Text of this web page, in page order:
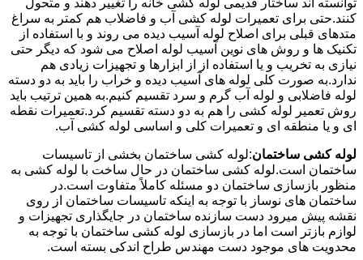
توانسته اند ساختار قدیمی لوله کشی خانه را تغییر دهند و متحول
کنند.حتی برای تعمیرات لوله کشی آب و فاضلاب هم کمتر به سراغ
متدهای قبلی برای اصلاح لوله آسیب دیده می روند و با استفاده از
تکنیک ها و روش های نوین آسیب لوله اصلاح می شود که دیگر حتی
نیازی به تخریب و یا استفاده از از ابزارها و تجهیزات زیادی هم
ندارد.به صورت کلی لوله های آسیب دیده و خراب را باید به دو دسته
لوله فاضلابی و لوله آب گرم و سرد تقسیم کنیم.به همین ترتیب باید
روش تعمیر لوله کشی را هم به دو دسته تقسیم کرد.تعمیرات نقطه
ای و یا منطقه ای و تعمیرات کلی و اساسی لوله کشی آب.
لوله کشی ساختمان:لوله کشی ساختمان بخشی از تاسیسات
ساختمان است.لوله کشی ساختمان در حال ساخت با لوله کشی به
منظور بازسازی ساختمان دو مسئله کاملاً متفاوت است.در
ساختمان های نوساز با توجه به اینکه تاسیسات ساختمان از روی
نقشه پیش میرود دست سازنده ساختمان در جایگذاری تجهیزات و
لوازم بازتر است اما در بازسازی لوله کشی ساختمان با توجه به
محدویت های موجود دست مهندس طراح اندکی بسته است.